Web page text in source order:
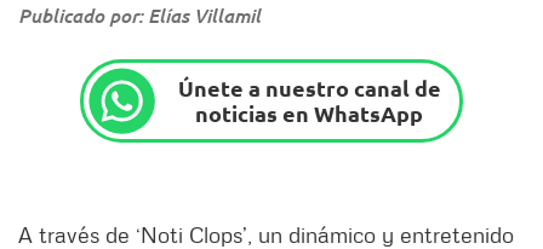
Publicado por: Elías Villamil
Únete a nuestro canal de
noticias en WhatsApp
A través de ‘Noti Clops’, un dinámico y entretenido